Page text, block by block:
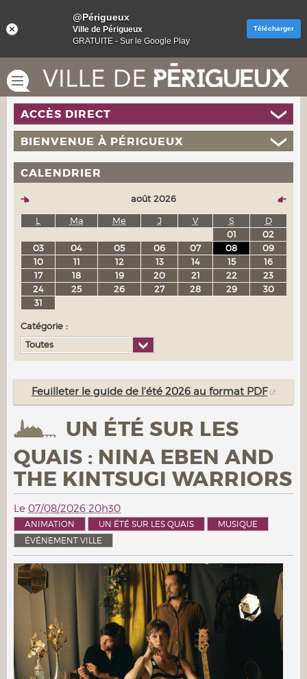
Feuilleter le guide de l'été 2026 au format PDF
UN ÉTÉ SUR LES
QUAIS : NINA EBEN AND
THE KINTSUGI WARRIORS
Le 07/08/2026 20h30
ANIMATION UN ÉTÉ SUR LES QUAIS
MUSIQUE
ÉVÉNEMENT VILLE
ACCÈS DIRECT
BIENVENUE À PÉRIGUEUX
CALENDRIER
août 2026
L
Ma Me J V S
D
01
02
03
04 05 06 07 08
09
10
11 12 13 14 15
16
17
18 19 20 21 22
23
24
25 26 27 28 29
30
31
Catégorie :
Toutes
@Périgueux
Ville de Périgueux
GRATUITE - Sur le Google Play
Télécharger